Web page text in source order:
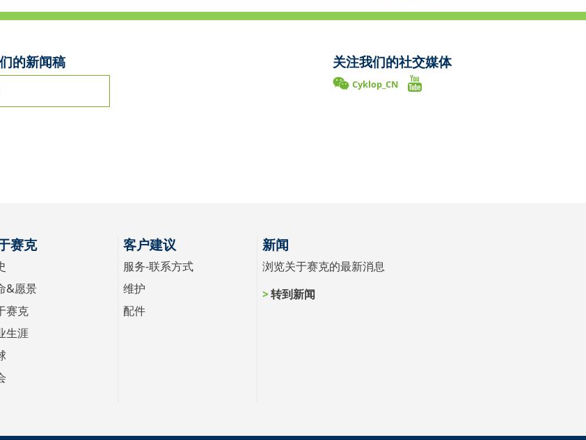
的新闻稿 关注我们的社交媒体
Cyklop_CN
赛克
&愿景
赛克
生涯
客户建议
服务-联系方式
维护
配件
新闻
浏览关于赛克的最新消息
转到新闻